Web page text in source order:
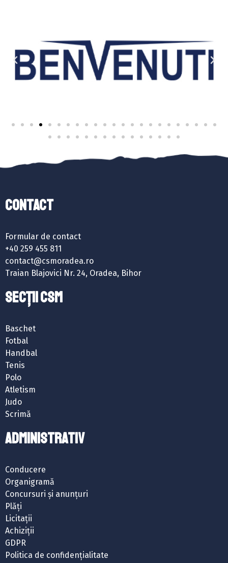
Contact
Formular de contact
+40 259 455 811
contact@csmoradea.ro
Traian Blajovici Nr. 24, Oradea, Bihor
SECȚII CSM
Baschet
Fotbal
Handbal
Tenis
Polo
Atletism
Judo
Scrimă
ADMINISTRATIV
Conducere
Organigramă
Concursuri și anunțuri
Plăți
Licitații
Achiziții
GDPR
Politica de confidențialitate